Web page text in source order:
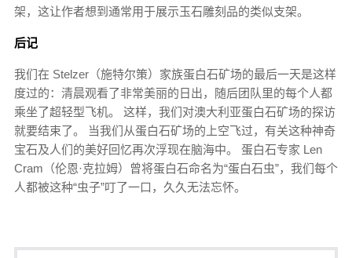
架，这让作者想到通常用于展示玉石雕刻品的类似支架。
后记
我们在 Stelzer（施特尔策）家族蛋白石矿场的最后一天是这样
度过的：清晨观看了非常美丽的日出，随后团队里的每个人都
乘坐了超轻型飞机。 这样，我们对澳大利亚蛋白石矿场的探访
就要结束了。 当我们从蛋白石矿场的上空飞过，有关这种神奇
宝石及人们的美好回忆再次浮现在脑海中。 蛋白石专家 Len
Cram（伦恩·克拉姆）曾将蛋白石命名为“蛋白石虫”，我们每个
人都被这种“虫子”叮了一口，久久无法忘怀。